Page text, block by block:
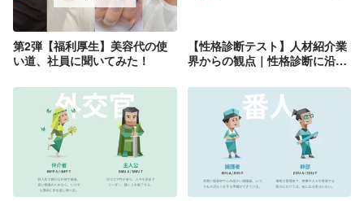
第2弾【福利厚生】美容代の使
い道、社員に聞いてみた！
【性格診断テスト】人材紹介業
界からの観点｜性格診断に沿っ